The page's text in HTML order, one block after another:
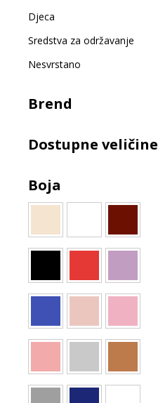
Djeca
Sredstva za održavanje
Nesvrstano
Brend
Dostupne veličine
Boja